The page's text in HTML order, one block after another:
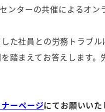
ンターの共催によるオ
た社員との労務トラブ
踏まえてお答えします
ーページにてお願いいた